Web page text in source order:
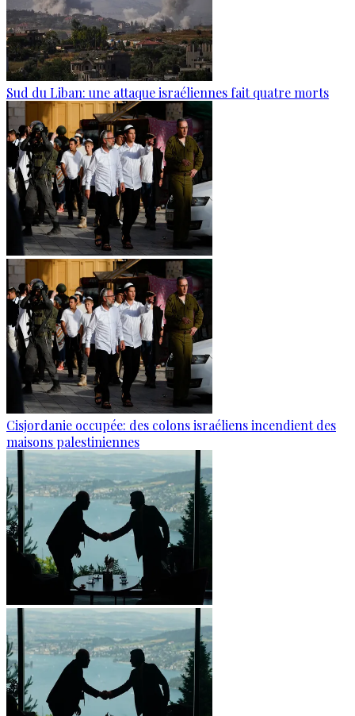
Sud du Liban: une attaque israéliennes fait quatre morts
Cisjordanie occupée: des colons israéliens incendient des
maisons palestiniennes